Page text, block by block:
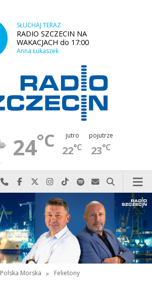
SŁUCHAJ TERAZ
RADIO SZCZECIN NA
WAKACJACH do 17:00
Anna Łukaszek
24°C jutro
22°C
pojutrze
23°C
Najlepiej po prostu do nas zadzwoń
Odwiedź nas na Facebook-u
Odwiedź nas na X
Odwiedź nas na Instagram-ie
Odwiedź nas na TikTok-u
Szukaj nas na Spotify
Wyślij do nas
Szukaj
Polska Morska » Felietony